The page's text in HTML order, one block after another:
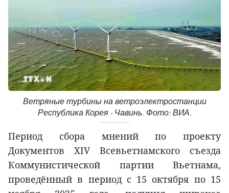
Ветряные турбины на ветроэлектростанции
Республика Корея - Чавинь. Фото: ВИА.
Период сбора мнений по проекту
Документов XIV Всевьетнамского съезда
Коммунистической партии Вьетнама,
проведённый в период с 15 октября по 15